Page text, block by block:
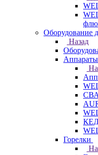
Оборудование
Назад
Аппараты
Горелки